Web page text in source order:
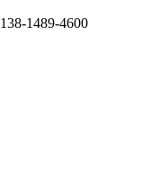
138-1489-4600